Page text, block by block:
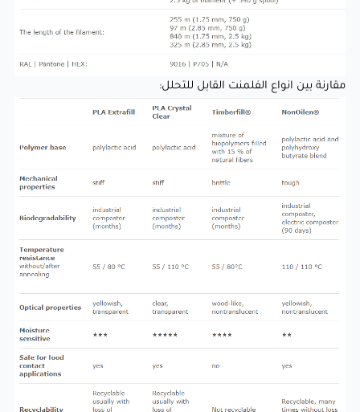
مقارنة بين انواع الفلمنت القابل للتحلل: